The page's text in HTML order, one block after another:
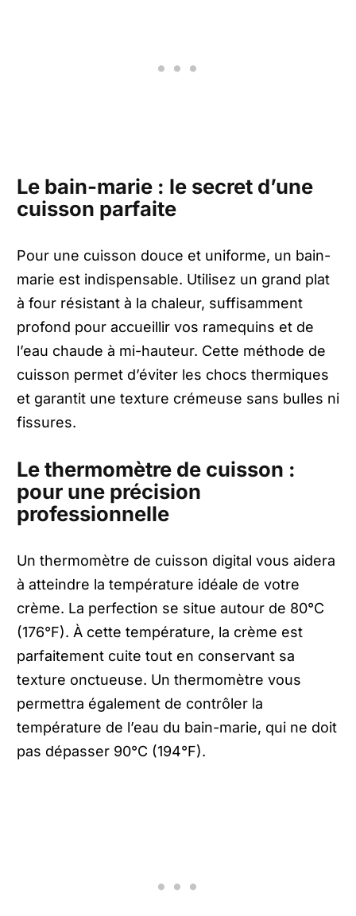
Le bain-marie : le secret d’une
cuisson parfaite
Pour une cuisson douce et uniforme, un bain-
marie est indispensable. Utilisez un grand plat
à four résistant à la chaleur, suffisamment
profond pour accueillir vos ramequins et de
l’eau chaude à mi-hauteur. Cette méthode de
cuisson permet d’éviter les chocs thermiques
et garantit une texture crémeuse sans bulles ni
fissures.
Le thermomètre de cuisson :
pour une précision
professionnelle
Un thermomètre de cuisson digital vous aidera
à atteindre la température idéale de votre
crème. La perfection se situe autour de 80°C
(176°F). À cette température, la crème est
parfaitement cuite tout en conservant sa
texture onctueuse. Un thermomètre vous
permettra également de contrôler la
température de l’eau du bain-marie, qui ne doit
pas dépasser 90°C (194°F).